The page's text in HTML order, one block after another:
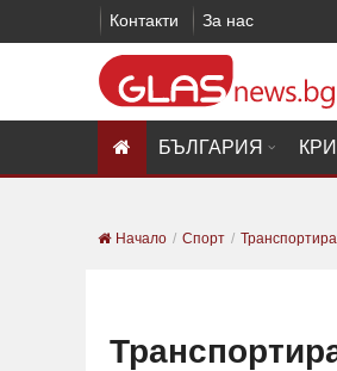
Контакти За нас
БЪЛГАРИЯ
Начало Спорт